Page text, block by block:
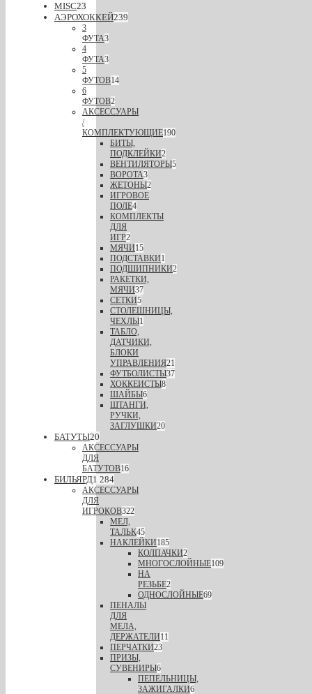
MISC23
АЭРОХОККЕЙ239
3
ФУТА3
4
ФУТА3
5
ФУТОВ14
6
ФУТОВ2
АКСЕССУАРЫ
/
КОМПЛЕКТУЮЩИЕ190
БИТЫ,
ПОДКЛЕЙКИ2
ВЕНТИЛЯТОРЫ5
ВОРОТА3
ЖЕТОНЫ2
ИГРОВОЕ
ПОЛЕ4
КОМПЛЕКТЫ
ДЛЯ
ИГР2
МЯЧИ15
ПОДСТАВКИ1
ПОДШИПНИКИ2
РАКЕТКИ,
МЯЧИ37
СЕТКИ5
СТОЛЕШНИЦЫ,
ЧЕХЛЫ1
ТАБЛО,
ДАТЧИКИ,
БЛОКИ
УПРАВЛЕНИЯ21
ФУТБОЛИСТЫ37
ХОККЕИСТЫ8
ШАЙБЫ6
ШТАНГИ,
РУЧКИ,
ЗАГЛУШКИ20
БАТУТЫ20
АКСЕССУАРЫ
ДЛЯ
БАТУТОВ16
БИЛЬЯРД1 284
АКСЕССУАРЫ
ДЛЯ
ИГРОКОВ322
МЕЛ,
ТАЛЬК45
НАКЛЕЙКИ185
КОЛПАЧКИ2
МНОГОСЛОЙНЫЕ109
НА
РЕЗЬБЕ2
ОДНОСЛОЙНЫЕ69
ПЕНАЛЫ
ДЛЯ
МЕЛА,
ДЕРЖАТЕЛИ11
ПЕРЧАТКИ23
ПРИЗЫ,
СУВЕНИРЫ6
ПЕПЕЛЬНИЦЫ,
ЗАЖИГАЛКИ6